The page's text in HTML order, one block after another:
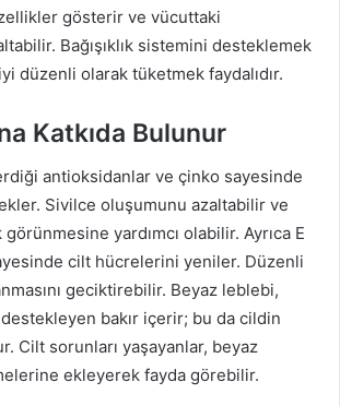
gösterir ve vücuttaki
Bağışıklık sistemini desteklemek
düzenli olarak tüketmek faydalıdır.
Katkıda Bulunur
antioksidanlar ve çinko sayesinde
Sivilce oluşumunu azaltabilir ve
yardımcı olabilir. Ayrıca E
cilt hücrelerini yeniler. Düzenli
geciktirebilir. Beyaz leblebi,
bakır içerir; bu da cildin
Cilt sorunları yaşayanlar, beyaz
ekleyerek fayda görebilir.